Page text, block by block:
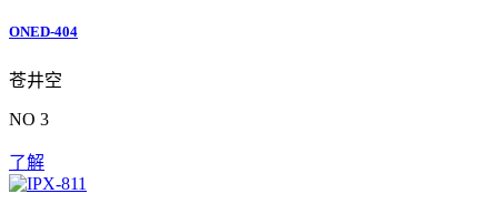
ONED-404
苍井空
NO 3
了解